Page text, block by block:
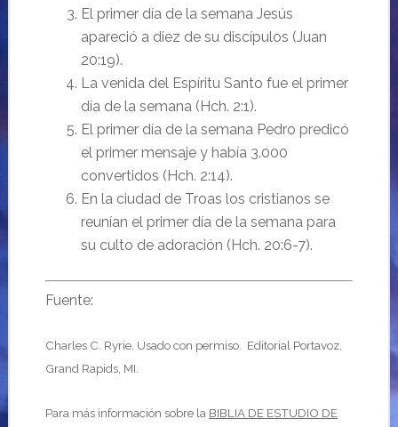
El primer día de la semana Jesús
apareció a diez de su discípulos (Juan
20:19).
La venida del Espíritu Santo fue el primer
día de la semana (Hch. 2:1).
El primer día de la semana Pedro predicó
el primer mensaje y había 3.000
convertidos (Hch. 2:14).
En la ciudad de Troas los cristianos se
reunían el primer día de la semana para
su culto de adoración (Hch. 20:6-7).
Fuente:
Charles C. Ryrie. Usado con permiso. Editorial Portavoz,
Grand Rapids, MI.
Para más información sobre la BIBLIA DE ESTUDIO DE